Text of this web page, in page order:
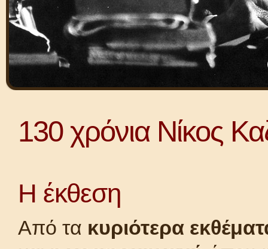
130 χρόνια Νίκος
Η έκθεση
Από τα κυριότερα